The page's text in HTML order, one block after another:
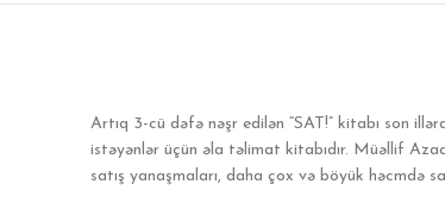
Artıq 3-cü dəfə nəşr edilən “SAT!” kitabı son
istəyənlər üçün əla təlimat kitabıdır. Müəllif
satış yanaşmaları, daha çox və böyük həcmdə